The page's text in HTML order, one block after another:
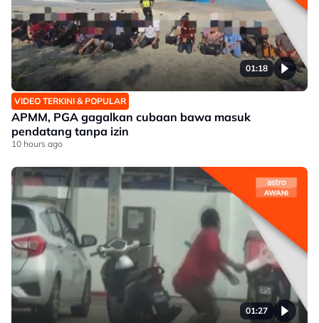
01:18
VIDEO TERKINI & POPULAR
APMM, PGA gagalkan cubaan bawa masuk
pendatang tanpa izin
10 hours ago
01:27